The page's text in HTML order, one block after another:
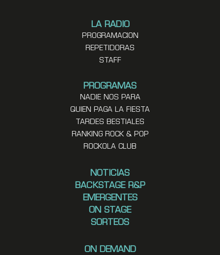
LA RADIO
PROGRAMACION
REPETIDORAS
STAFF
PROGRAMAS
NADIE NOS PARA
QUIEN PAGA LA FIESTA
TARDES BESTIALES
RANKING ROCK & POP
ROCKOLA CLUB
NOTICIAS
BACKSTAGE R&P
EMERGENTES
ON STAGE
SORTEOS
ON DEMAND